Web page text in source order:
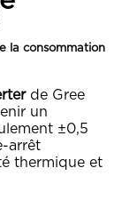
la consommation
de Gree
un
±0,5
arrêt
thermique et